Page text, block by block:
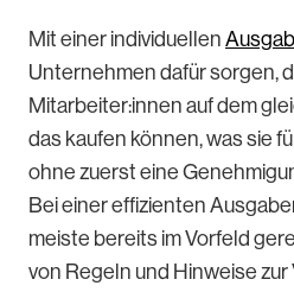
Mit einer individuellen
Unternehmen dafür sorgen,
Mitarbeiter:innen auf dem
das kaufen können, was sie
ohne zuerst eine
Bei einer effizienten
meiste bereits im Vorfeld
von Regeln und Hinweise